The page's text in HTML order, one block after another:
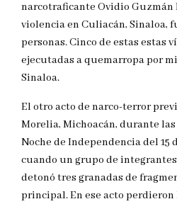
narcotraficante Ovidio Guzmán
violencia en Culiacán, Sinaloa,
personas. Cinco de estas estas
ejecutadas a quemarropa por
Sinaloa.
El otro acto de narco-terror
Morelia, Michoacán, durante
Noche de Independencia del 15
cuando un grupo de
detonó tres granadas de
principal. En ese acto